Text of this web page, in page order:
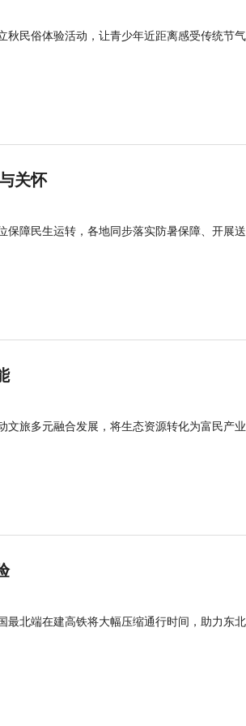
秋民俗体验活动，让青少年近距离感受传统节
关怀
保障民生运转，各地同步落实防暑保障、开展
文旅多元融合发展，将生态资源转化为富民产
最北端在建高铁将大幅压缩通行时间，助力东